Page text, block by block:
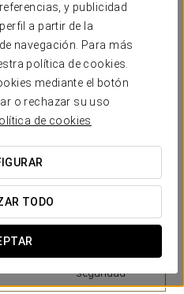
y publicidad
a partir de la
navegación. Para más
política de cookies.
mediante el botón
o rechazar su uso
de cookies
TODO
está pensada para que
todo el confort. Espacios
y detalles cuidados crean
adapta a cada tipo de viajero.
o en familia, encontrarás un
donde descansar después
la ciudad.
Caja de
seguridad